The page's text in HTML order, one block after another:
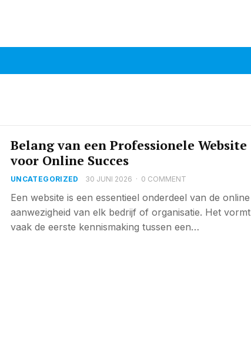
Belang van een Professionele Website
voor Online Succes
UNCATEGORIZED 30 JUNI 2026 · 0 COMMENT
Een website is een essentieel onderdeel van de online
aanwezigheid van elk bedrijf of organisatie. Het vormt
vaak de eerste kennismaking tussen een…